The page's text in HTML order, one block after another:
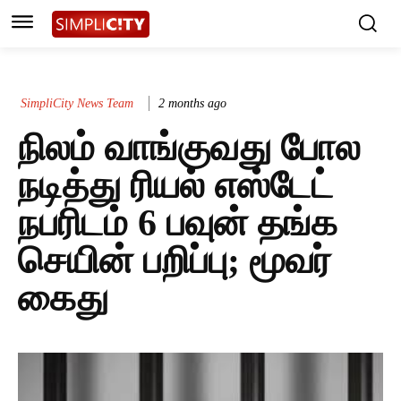
SimpliCity News Team 2 months ago
நிலம் வாங்குவது போல
நடித்து ரியல் எஸ்டேட்
நபரிடம் 6 பவுன் தங்க
செயின் பறிப்பு; மூவர்
கைது